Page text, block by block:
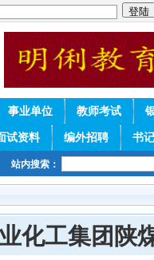
事业单位 教师考试
试资料 编外招聘 书
站内搜索：
化工集团陕